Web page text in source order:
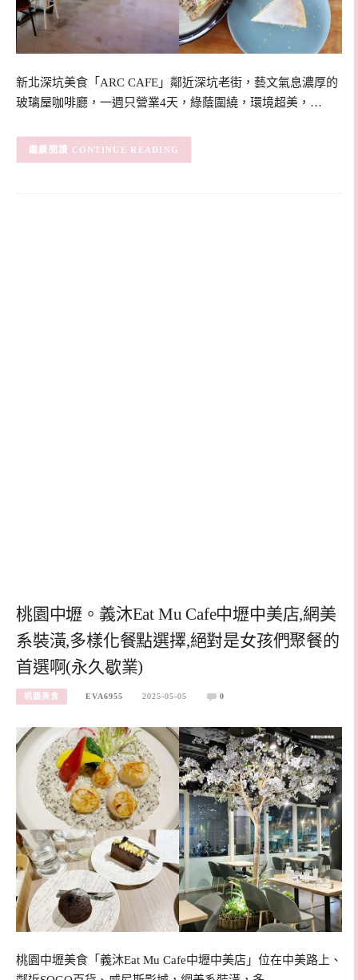
新北深坑美食「ARC CAFE」鄰近深坑老街，藝文氣息濃厚的
玻璃屋咖啡廳，一週只營業4天，綠蔭圍繞，環境超美，…
CONTINUE READING
桃園中壢。義沐Eat Mu Cafe中壢中美店,網美
系裝潢,多樣化餐點選擇,絕對是女孩們聚餐的
首選啊(永久歇業)
桃園美食 EVA6955 2025-05-05 0
桃園中壢美食「義沐Eat Mu Cafe中壢中美店」位在中美路上、